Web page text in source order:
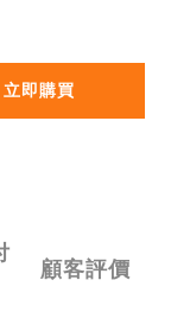
立即購買
顧客評價